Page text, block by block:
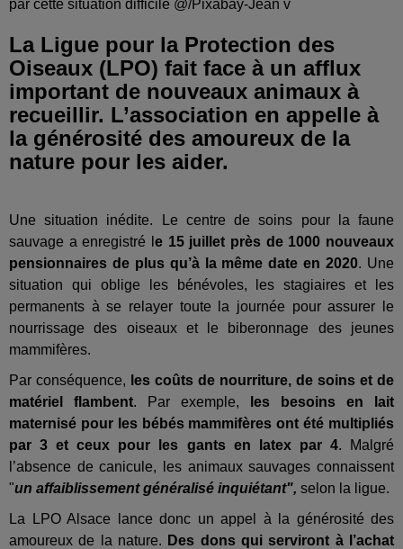
par cette situation difficile @/Pixabay-Jean v
La Ligue pour la Protection des
Oiseaux (LPO) fait face à un afflux
important de nouveaux animaux à
recueillir. L’association en appelle à
la générosité des amoureux de la
nature pour les aider.
Une situation inédite. Le centre de soins pour la faune
sauvage a enregistré l e 15 juillet près de 1000 nouveaux
pensionnaires de plus qu’à la même date en 2020. Une
situation qui oblige les bénévoles, les stagiaires et les
permanents à se relayer toute la journée pour assurer le
nourrissage des oiseaux et le biberonnage des jeunes
mammifères.
Par conséquence, les coûts de nourriture, de soins et de
matériel flambent. Par exemple,
les besoins en lait
maternisé pour les bébés mammifères ont été multipliés
par 3 et ceux pour les gants en latex par 4. Malgré
l’absence de canicule, les animaux sauvages connaissent
"un affaiblissement généralisé inquiétant", selon la ligue.
La LPO Alsace lance donc un appel à la générosité des
amoureux de la nature. Des dons qui serviront à l’achat